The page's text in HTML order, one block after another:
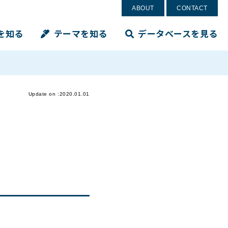
ABOUT CONTACT
知る テーマを知る データベースを見る
Update on :2020.01.01